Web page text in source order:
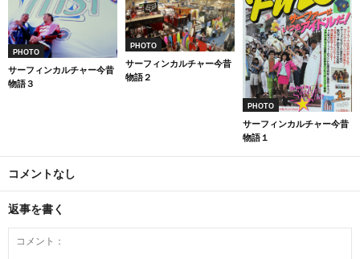
PHOTO
サーフィンカルチャー今昔
物語３
PHOTO
サーフィンカルチャー今昔
物語２
PHOTO
サーフィンカルチャー今昔
物語１
コメントなし
返事を書く